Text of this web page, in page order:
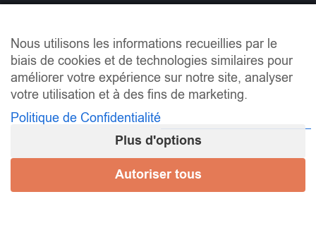
Politique de confidentialité
info@lemondeducarrelage.fr | Copyright © Le Monde du
Carrelage
Nous utilisons les informations recueillies par le
biais de cookies et de technologies similaires pour
améliorer votre expérience sur notre site, analyser
votre utilisation et à des fins de marketing.
Politique de Confidentialité
Plus d'options
Autoriser tous